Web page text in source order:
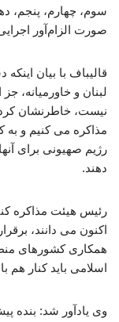
صورت الزام‌آور
قالیباف با بیان
لبنان و خاورمیانه،
نیست، خاطرنشان کرد:
مذاکره می کنیم و
رژیم صهیونی برای
دهند.
رئیس هیئت مذاکره
اکنون می دانند،
همکاری کشورهای
اسلامی باید کنار هم
وی یادآور شد: بنده